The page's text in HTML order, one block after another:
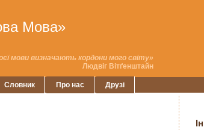
Мова»
мови визначають кордони мого світу»
Людвіг Вітґенштайн
Словник Про нас Друзі